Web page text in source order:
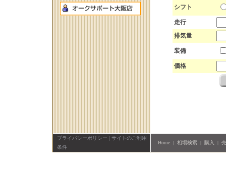
シフト
走行
排気量
装備
価格
プライバシーポリシー | サイトのご利用
条件
Home| 相場検索| 購入 |